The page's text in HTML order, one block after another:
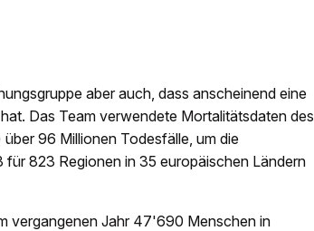
aber auch, dass anscheinend eine
Das Team verwendete Mortalitätsdaten des
96 Millionen Todesfälle, um die
823 Regionen in 35 europäischen Ländern
vergangenen Jahr 47'690 Menschen in